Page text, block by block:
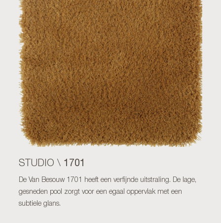
STUDIO \ 1701
De Van Besouw 1701 heeft een verfijnde uitstraling. De lage,
gesneden pool zorgt voor een egaal oppervlak met een
subtiele glans.